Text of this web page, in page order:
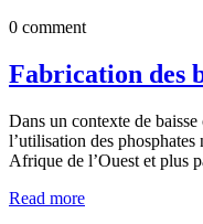
0 comment
Fabrication des
Dans un contexte de
l’utilisation des
Afrique de l’Ouest et plus
Read more